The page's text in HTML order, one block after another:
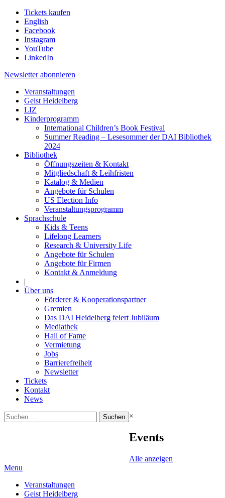
Tickets kaufen
English
Facebook
Instagram
YouTube
LinkedIn
Newsletter abonnieren
Veranstaltungen
Geist Heidelberg
LIZ
Kinderprogramm
International Children’s Book Festival
Summer Reading – Lesesommer der DAI Bibliothek
2024
Bibliothek
Öffnungszeiten & Kontakt
Mitgliedschaft & Leihfristen
Katalog & Medien
Angebote für Schulen
US Election Info
Veranstaltungsprogramm
Sprachschule
Kids & Teens
Lifelong Learners
Research & University Life
Angebote für Schulen
Angebote für Firmen
Kontakt & Anmeldung
|
Über uns
Förderer & Kooperationspartner
Gremien
Das DAI Heidelberg feiert Jubiläum
Mediathek
Hall of Fame
Vermietung
Jobs
Barrierefreiheit
Newsletter
Tickets
Kontakt
News
Suchen
nach:
×
Events
Alle anzeigen
Menu
Veranstaltungen
Geist Heidelberg